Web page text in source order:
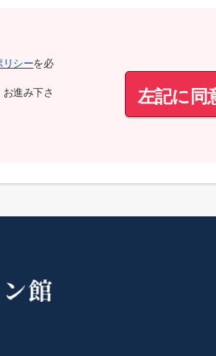
リシーを必
進み下さ
左記に同